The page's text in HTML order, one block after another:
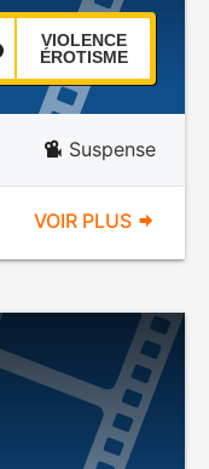
VIOLENCE
ÉROTISME
Suspense
VOIR PLUS